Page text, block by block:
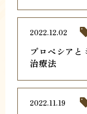
プロペシアと
治療法
2022.12.02
2022.11.19